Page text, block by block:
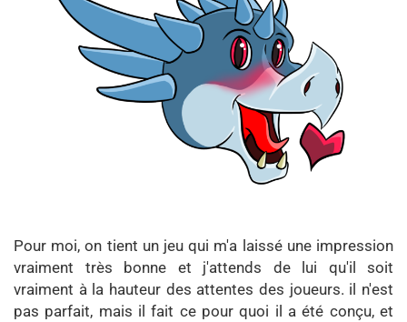
Pour moi, on tient un jeu qui m'a laissé une impression
vraiment très bonne et j'attends de lui qu'il soit
vraiment à la hauteur des attentes des joueurs. il n'est
pas parfait, mais il fait ce pour quoi il a été conçu, et